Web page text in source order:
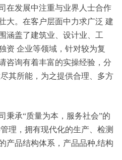
在发展中注重与业界人士合作
大。在客户层面中力求广泛 建
涵盖了建筑业、设计业、工
资 企业等领域，针对较为复
咨询有着丰富的实操经验，分
其所能，为之提供合理、多方
秉承“质量为本，服务社会”的
理，拥有现代化的生产、检测
产品结构体系，产品品种,结构